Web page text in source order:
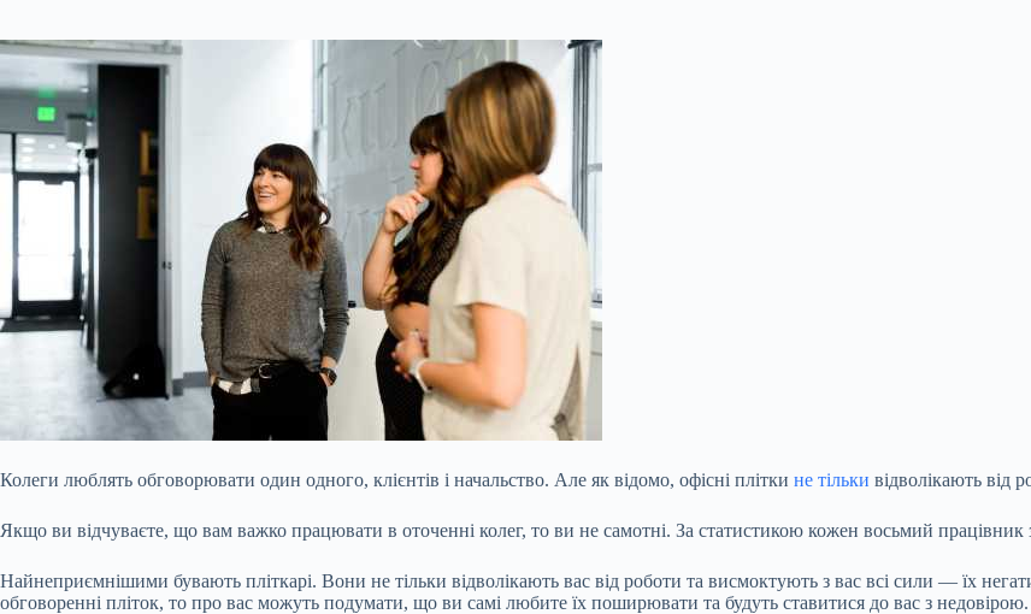
Колеги люблять обговорювати один одного, клієнтів і начальство. Але як відомо, офісні плітки не тільки відволікають від
Якщо ви відчуваєте, що вам важко працювати в оточенні колег, то ви не самотні. За статистикою кожен восьмий працівник
Найнеприємнішими бувають пліткарі. Вони не тільки відволікають вас від роботи та висмоктують з вас всі сили — їх
обговоренні пліток, то про вас можуть подумати, що ви самі любите їх поширювати та будуть ставитися до вас з недовірою.